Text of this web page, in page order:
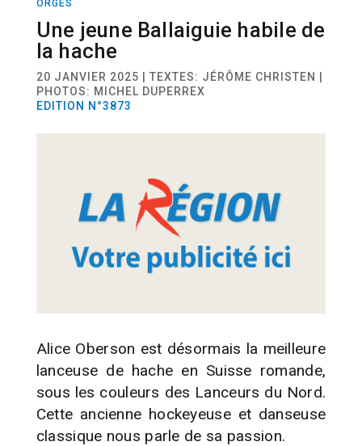
ORGES
Une jeune Ballaiguie habile de
la hache
20 JANVIER 2025 | TEXTES: JÉRÔME CHRISTEN |
PHOTOS: MICHEL DUPERREX
EDITION N°3873
Alice Oberson est désormais la meilleure
lanceuse de hache en Suisse romande,
sous les couleurs des Lanceurs du Nord.
Cette ancienne hockeyeuse et danseuse
classique nous parle de sa passion.